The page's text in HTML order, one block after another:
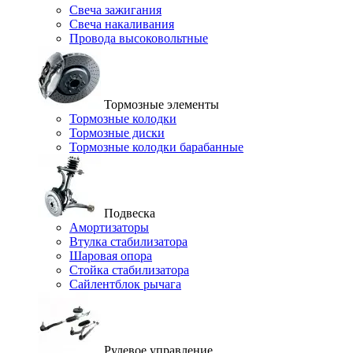
Свеча зажигания
Свеча накаливания
Провода высоковольтные
Тормозные элементы
Тормозные колодки
Тормозные диски
Тормозные колодки барабанные
Подвеска
Амортизаторы
Втулка стабилизатора
Шаровая опора
Стойка стабилизатора
Сайлентблок рычага
Рулевое управление